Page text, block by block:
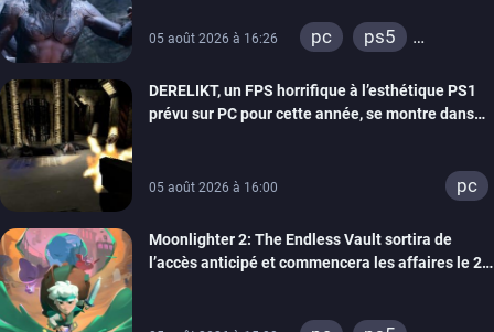
05 août 2026 à 16:26 pc
ps5
DERELIKT, un FPS horrifique à l’esthétique PS1
prévu sur PC pour cette année, se montre dans
05 août 2026 à 16:00 pc
Moonlighter 2: The Endless Vault sortira de
l’accès anticipé et commencera les affaires le 2